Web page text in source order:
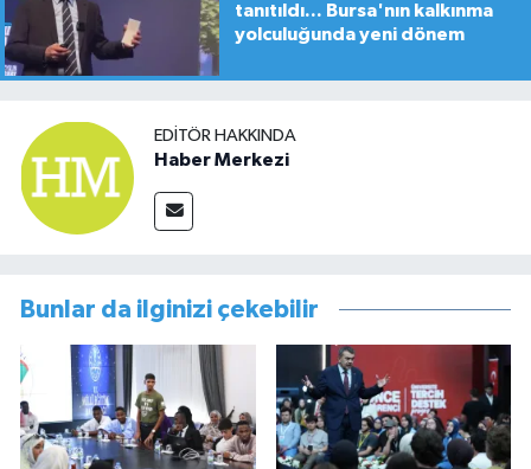
tanıtıldı... Bursa'nın kalkınma
yolculuğunda yeni dönem
EDITÖR HAKKINDA
Haber Merkezi
Bunlar da ilginizi çekebilir